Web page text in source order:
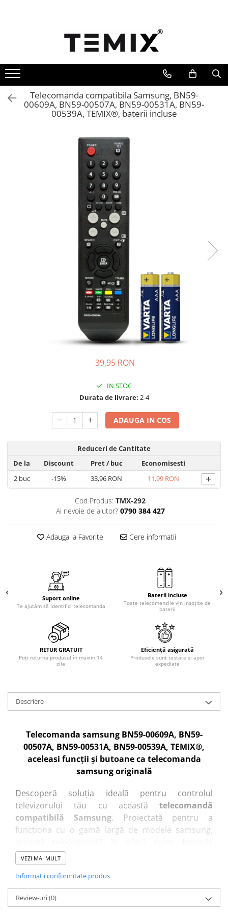
Telecomenzi TV
Telecomenzi Samsung
Telecomenzi Akai
Telecomenzi Allview
Telecomenzi Blaupunkt
Telecomenzi Exclusiv
Telecomenzi Panasonic
Telecomenzi Star-Light
Telecomenzi TCL
Telecomenzi Telefunken
Telecomenzi Telefunken
Telecomenzi Teletech
Telecomenzi Toshiba
Telecomenzi Utok
Telecomenzi Vestel
Telecomenzi Watson
Telecomenzi Wellington
Telecomenzi Westwood
Telecomanda compatibila Samsung, BN59-
00609A, BN59-00507A, BN59-00531A, BN59-
00539A, TEMIX®, baterii incluse
39,95 RON
IN STOC
Durata de livrare: 2-4
ADAUGA IN COS
Reduceri de Cantitate
De la
Discount Pret/ buc
Economisesti
2buc -15% 33,96 RON 11,99 RON +
Cod Produs: TMX-292
Ai nevoie de ajutor? 0790 384 427
Adauga la Favorite Cere informatii
Suport online
Te ajutăm să identifici telecomanda
Baterii incluse
Toate telecomenzile vin insoțite de
baterii
RETUR GRATUIT
Poți returna produsul în maxim 14
zile
Eficiență asigurată
Produsele sunt testate și apoi
expediate
Descriere
Telecomanda samsung BN59-00609A, BN59-
00507A, BN59-00531A, BN59-00539A, TEMIX®,
aceleasi funcții și butoane ca telecomanda
samsung originală
Descoperă soluția ideală pentru controlul
televizorului tău cu această telecomandă
compatibilă Samsung. Proiectată pentru a
funcționa cu o gamă largă de modele samsung,
esențiale pentru o experiență de vizionare fără
compromisuri.
Caracteristici cheie:
Compatibilitate extinsă: Funcționează cu
VEZI MAI MULT
Informatii conformitate produs
Review-uri(0)